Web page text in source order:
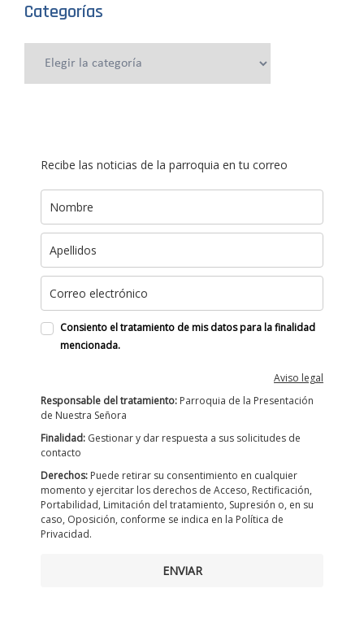
Categorías
Recibe las noticias de la parroquia en tu correo
Consiento el tratamiento de mis datos para la finalidad
mencionada.
Aviso legal
Responsable del tratamiento: Parroquia de la Presentación
de Nuestra Señora
Finalidad: Gestionar y dar respuesta a sus solicitudes de
contacto
Derechos: Puede retirar su consentimiento en cualquier
momento y ejercitar los derechos de Acceso, Rectificación,
Portabilidad, Limitación del tratamiento, Supresión o, en su
caso, Oposición, conforme se indica en la Política de
Privacidad.
ENVIAR